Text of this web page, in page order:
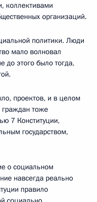
коллективами
организаций.
политики. Люди
мало волновал
до этого было тогда,
проектов, и в целом
тоже
7 Конституции,
государством,
о социальном
навсегда реально
правило